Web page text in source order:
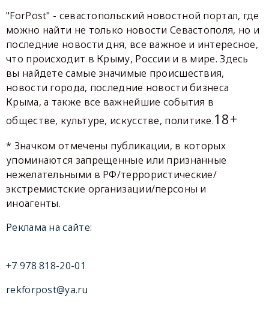
"ForPost" - севастопольский новостной портал, где
можно найти не только новости Севастополя, но и
последние новости дня, все важное и интересное,
что происходит в Крыму, России и в мире. Здесь
вы найдете самые значимые происшествия,
новости города, последние новости бизнеса
Крыма, а также все важнейшие события в
обществе, культуре, искусстве, политике.18+
* Значком отмечены публикации, в которых
упоминаются запрещенные или признанные
нежелательными в РФ/террористические/
экстремистские организации/персоны и
иноагенты.
Реклама на сайте:
+7 978 818-20-01
rekforpost@ya.ru